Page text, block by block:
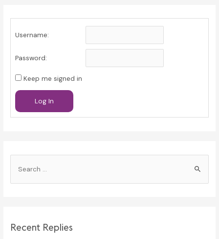
Username:
Password:
Keep me signed in
Log In
h
Recent Replies